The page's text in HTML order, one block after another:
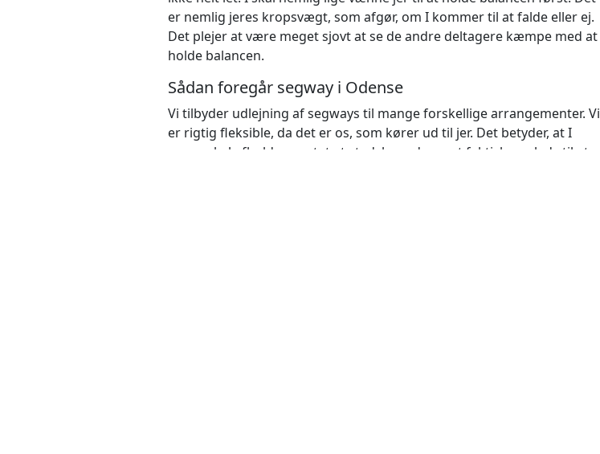
er nemlig jeres kropsvægt, som afgør, om I kommer til at falde eller ej.
Det plejer at være meget sjovt at se de andre deltagere kæmpe med at
holde balancen.
Sådan foregår segway i Odense
Vi tilbyder udlejning af segways til mange forskellige arrangementer. Vi
er rigtig fleksible, da det er os, som kører ud til jer. Det betyder, at I
gerne skal afholde eventet et sted, hvor der rent faktisk er plads til at